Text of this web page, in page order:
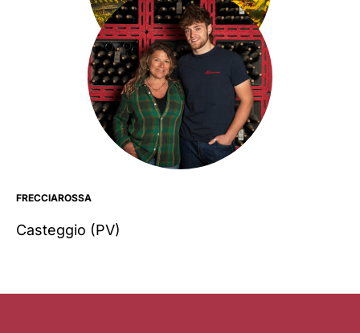
FRECCIAROSSA
Casteggio (PV)